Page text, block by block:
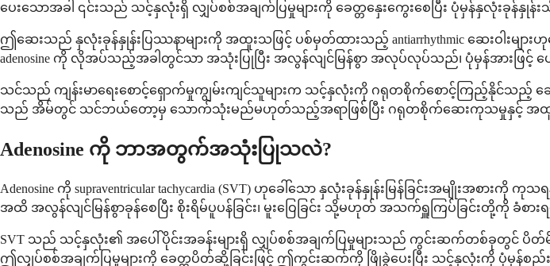
ပေးသောအခါ ၎င်းသည် သင့်နှလုံးရှိ လျှပ်စစ်အချက်ပြမှုများကို ခေတ္တနှေးကွေးစေပြီး ပုံမှန်နှလုံးခုန်နှု
ဤဆေးသည် နှလုံးခုန်နှုန်းပြဿနာများကို အထူးသဖြင့် ပစ်မှတ်ထားသည့် antiarrhythmic ဆေးဝါးမ
adenosine ကို လိုအပ်သည့်အခါတွင်သာ အသုံးပြုပြီး အလွန်လျင်မြန်စွာ အလုပ်လုပ်သည်၊ ပုံမှန်အားဖြင့် ပေ
သင်သည် ကျန်းမာရေးစောင့်ရှောက်မှုကျွမ်းကျင်သူများက သင့်နှလုံးကို ဂရုတစိုက်စောင့်ကြည့်နိုင်သ
သည် အိမ်တွင် သင်ဘယ်တော့မှ သောက်သုံးမည်မဟုတ်သည့်အရာဖြစ်ပြီး ဂရုတစိုက်ဆေးကုသမှုနှင့် အထူးပ
Adenosine ကို ဘာအတွက်အသုံးပြုသလဲ?
Adenosine ကို supraventricular tachycardia (SVT) ဟုခေါ်သော နှလုံးခုန်နှုန်းမြန်ခြင်းအမျို
အထိ အလွန်လျင်မြန်စွာခုန်စေပြီး စိုးရိမ်ပူပန်ခြင်း၊ မူးဝြေခြင်း သို့မဟုတ် အသက်ရှူကြပ်ခြင်းတို့ကို ခံစာ
SVT သည် သင့်နှလုံး၏ အပေါ်ပိုင်းအခန်းများရှိ လျှပ်စစ်အချက်ပြမှုများသည် ကွင်းဆက်တစ်ခုတွင် ပိတ်မိ
ဤလျှပ်စစ်အချက်ပြမှုများကို ခေတ္တပိတ်ဆို့ခြင်းဖြင့် ဤကွင်းဆက်ကို ဖြိုခွဲပေးပြီး သင့်နှလုံးကို ပုံမှန်